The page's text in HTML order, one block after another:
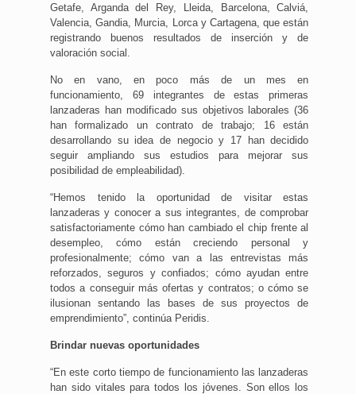
Getafe, Arganda del Rey, Lleida, Barcelona, Calviá,
Valencia, Gandia, Murcia, Lorca y Cartagena, que están
registrando buenos resultados de inserción y de
valoración social.
No en vano, en poco más de un mes en
funcionamiento, 69 integrantes de estas primeras
lanzaderas han modificado sus objetivos laborales (36
han formalizado un contrato de trabajo; 16 están
desarrollando su idea de negocio y 17 han decidido
seguir ampliando sus estudios para mejorar sus
posibilidad de empleabilidad).
“Hemos tenido la oportunidad de visitar estas
lanzaderas y conocer a sus integrantes, de comprobar
satisfactoriamente cómo han cambiado el chip frente al
desempleo, cómo están creciendo personal y
profesionalmente; cómo van a las entrevistas más
reforzados, seguros y confiados; cómo ayudan entre
todos a conseguir más ofertas y contratos; o cómo se
ilusionan sentando las bases de sus proyectos de
emprendimiento”, continúa Peridis.
Brindar nuevas oportunidades
“En este corto tiempo de funcionamiento las lanzaderas
han sido vitales para todos los jóvenes. Son ellos los